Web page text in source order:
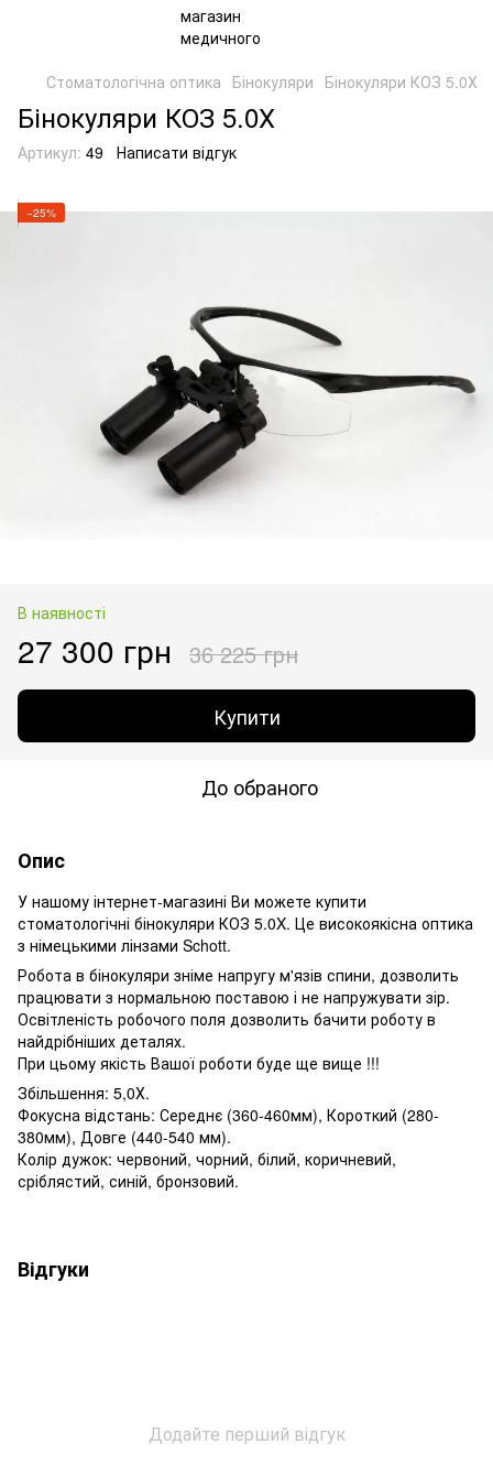
Стоматологічна оптика Бінокуляри Бінокуляри КОЗ 5.0Х
Бінокуляри КОЗ 5.0Х
Артикул: 49 Написати відгук
−25%
В наявності
27 300 грн 36 225 грн
Купити
До обраного
Опис
У нашому інтернет-магазині Ви можете купити
стоматологічні бінокуляри КОЗ 5.0X. Це високоякісна оптика
з німецькими лінзами Schott.
Робота в бінокуляри зніме напругу м'язів спини, дозволить
працювати з нормальною поставою і не напружувати зір.
Освітленість робочого поля дозволить бачити роботу в
найдрібніших деталях.
При цьому якість Вашої роботи буде ще вище !!!
Збільшення: 5,0Х.
Фокусна відстань: Середнє (360-460мм), Короткий (280-
380мм), Довге (440-540 мм).
Колір дужок: червоний, чорний, білий, коричневий,
сріблястий, синій, бронзовий.
Відгуки
Додайте перший відгук